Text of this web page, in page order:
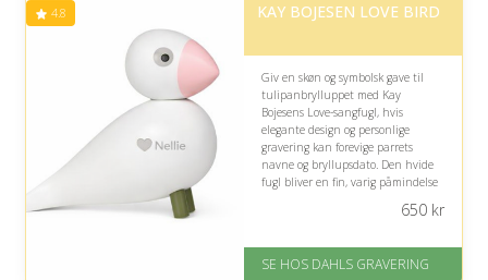
4.8 KAY BOJESEN LOVE BIRD
Giv en skøn og symbolsk gave til
tulipanbrylluppet med Kay
Bojesens Love-sangfugl, hvis
elegante design og personlige
gravering kan forevige parrets
navne og bryllupsdato. Den hvide
fugl bliver en fin, varig påmindelse
På lager
Levering: 2-3 dage
650kr
SE HOS DAHLS GRAVERING